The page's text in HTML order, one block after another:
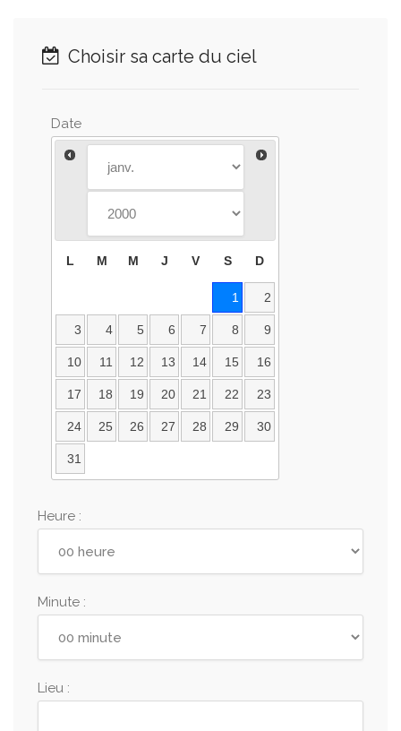
Choisir sa carte du ciel
Date
L M M J V S D
1 2
3 4 5 6 7 8 9
10 11 12 13 14 15 16
17 18 19 20 21 22 23
24 25 26 27 28 29 30
31
Heure :
Minute :
Lieu :